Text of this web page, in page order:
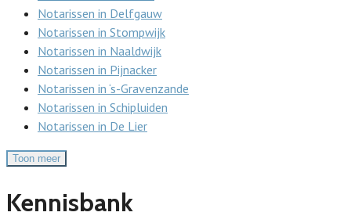
Notarissen in Delfgauw
Notarissen in Stompwijk
Notarissen in Naaldwijk
Notarissen in Pijnacker
Notarissen in ‘s-Gravenzande
Notarissen in Schipluiden
Notarissen in De Lier
Toon meer
Kennisbank